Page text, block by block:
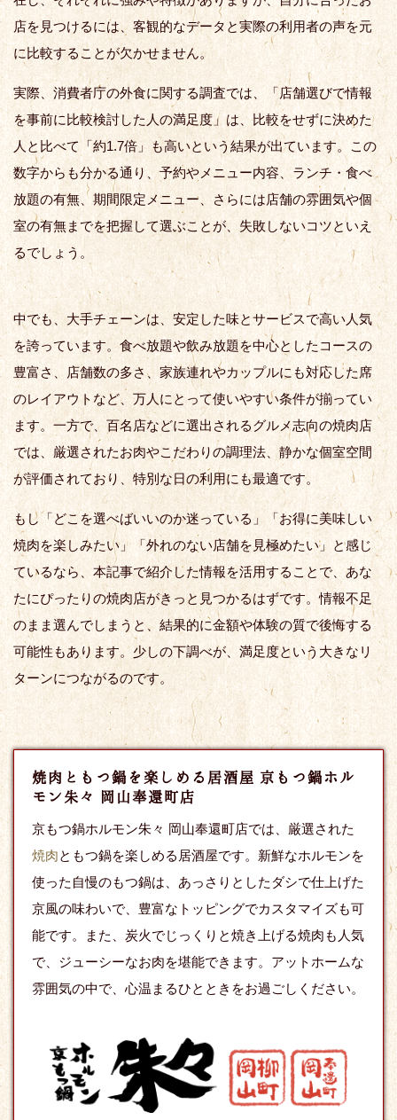
店を見つけるには、客観的なデータと実際の利用者の声を元
に比較することが欠かせません。
実際、消費者庁の外食に関する調査では、「店舗選びで情報
を事前に比較検討した人の満足度」は、比較をせずに決めた
人と比べて「約1.7倍」も高いという結果が出ています。この
数字からも分かる通り、予約やメニュー内容、ランチ・食べ
放題の有無、期間限定メニュー、さらには店舗の雰囲気や個
室の有無までを把握して選ぶことが、失敗しないコツといえ
るでしょう。
中でも、大手チェーンは、安定した味とサービスで高い人気
を誇っています。食べ放題や飲み放題を中心としたコースの
豊富さ、店舗数の多さ、家族連れやカップルにも対応した席
のレイアウトなど、万人にとって使いやすい条件が揃ってい
ます。一方で、百名店などに選出されるグルメ志向の焼肉店
では、厳選されたお肉やこだわりの調理法、静かな個室空間
が評価されており、特別な日の利用にも最適です。
もし「どこを選べばいいのか迷っている」「お得に美味しい
焼肉を楽しみたい」「外れのない店舗を見極めたい」と感じ
ているなら、本記事で紹介した情報を活用することで、あな
たにぴったりの焼肉店がきっと見つかるはずです。情報不足
のまま選んでしまうと、結果的に金額や体験の質で後悔する
可能性もあります。少しの下調べが、満足度という大きなリ
ターンにつながるのです。
焼肉ともつ鍋を楽しめる居酒屋 京もつ鍋ホル
モン朱々 岡山奉還町店
京もつ鍋ホルモン朱々 岡山奉還町店では、厳選された
焼肉ともつ鍋を楽しめる居酒屋です。新鮮なホルモンを
使った自慢のもつ鍋は、あっさりとしたダシで仕上げた
京風の味わいで、豊富なトッピングでカスタマイズも可
能です。また、炭火でじっくりと焼き上げる焼肉も人気
で、ジューシーなお肉を堪能できます。アットホームな
雰囲気の中で、心温まるひとときをお過ごしください。